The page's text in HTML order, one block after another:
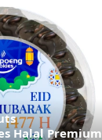
Halal Premium